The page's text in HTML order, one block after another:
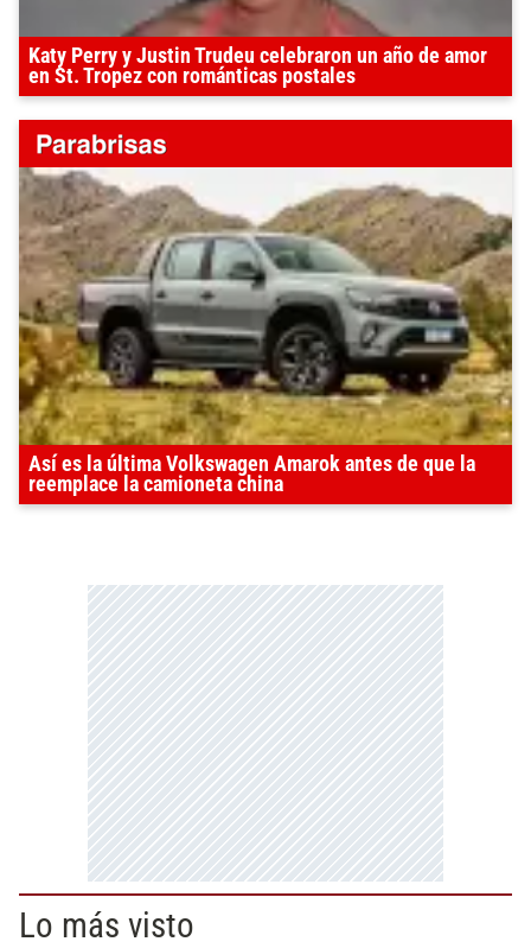
Katy Perry y Justin Trudeu celebraron un año de amor
en St. Tropez con románticas postales
Así es la última Volkswagen Amarok antes de que la
reemplace la camioneta china
Lo más visto